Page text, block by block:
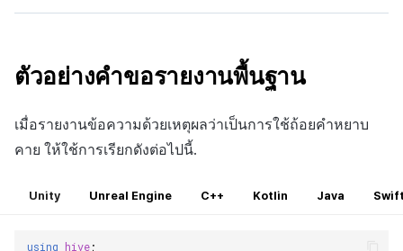
ตัวอย่างคำขอรายงานพื้นฐาน
เมื่อรายงานข้อความด้วยเหตุผลว่าเป็นการใช้ถ้อยคำหยาบ
คาย ให้ใช้การเรียกดังต่อไปนี้.
Unity Unreal Engine C++ Kotlin Java
using hive;